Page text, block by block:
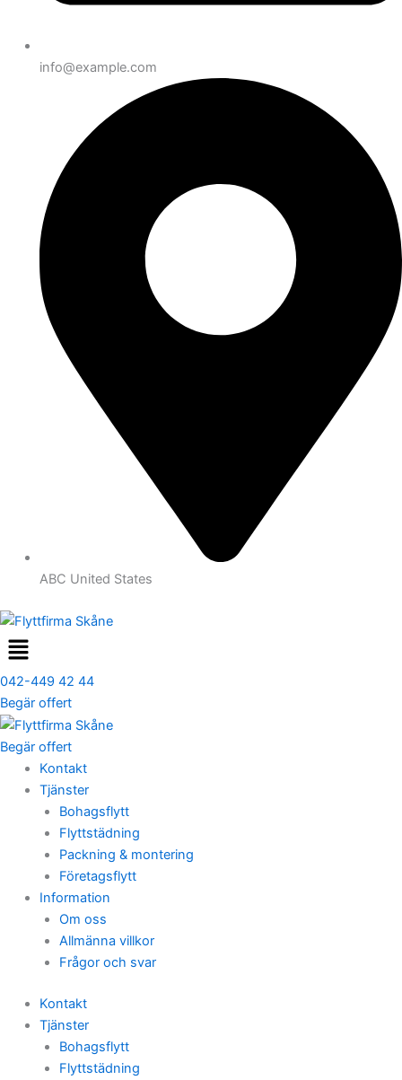
info@example.com
ABC United States
Menu
042-449 42 44
Begär offert
Begär offert
Kontakt
Tjänster
Bohagsflytt
Flyttstädning
Packning & montering
Företagsflytt
Information
Om oss
Allmänna villkor
Frågor och svar
Kontakt
Tjänster
Bohagsflytt
Flyttstädning